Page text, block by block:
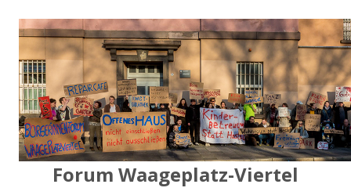
Forum Waageplatz-Viertel